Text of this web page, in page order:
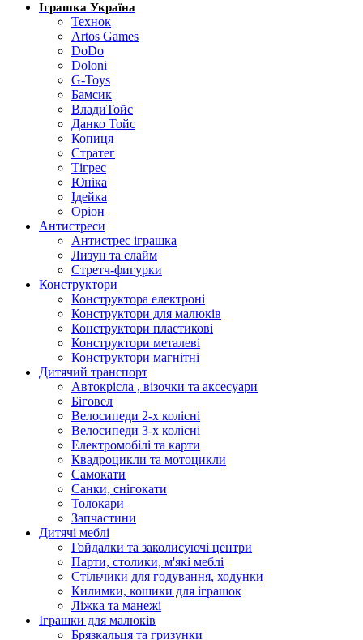
Іграшка Україна
Технок
Artos Games
DoDo
Doloni
G-Toys
Бамсик
ВладиТойс
Данко Тойс
Копиця
Стратег
Тігрес
Юніка
Ідейка
Оріон
Антистреси
Антистрес іграшка
Лизун та слайм
Стретч-фигурки
Конструктори
Конструктора електроні
Конструктори для малюків
Конструктори пластикові
Конструктори металеві
Конструктори магнітні
Дитячий транспорт
Автокрісла , візочки та аксесуари
Біговел
Велосипеди 2-х колісні
Велосипеди 3-х колісні
Електромобілі та карти
Квадроцикли та мотоцикли
Самокати
Санки, снігокати
Толокари
Запчастини
Дитячі меблі
Гойдалки та заколисуючі центри
Парти, столики, м'які меблі
Стільчики для годування, ходунки
Килимки, кошики для іграшок
Ліжка та манежі
Іграшки для малюків
Брязкальця та гризунки